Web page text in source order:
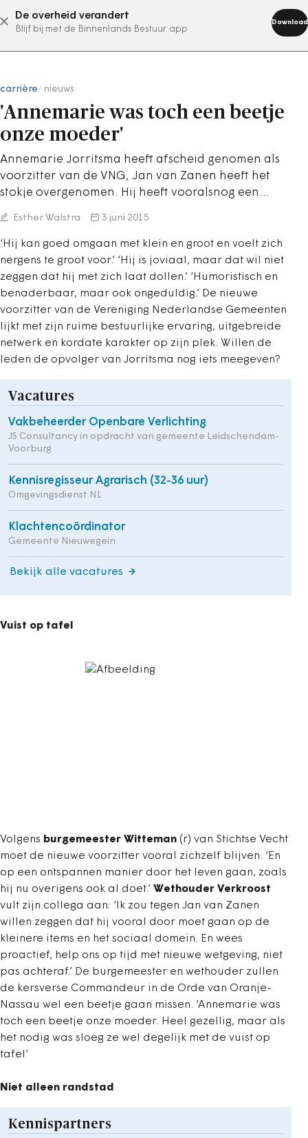
De overheid verandert
Blijf bij met de Binnenlands Bestuur app
Download
abonneer nu
carrière nieuws
'Annemarie was toch een beetje
onze moeder'
Annemarie Jorritsma heeft afscheid genomen als
voorzitter van de VNG, Jan van Zanen heeft het
stokje overgenomen. Hij heeft vooralsnog een…
Esther Walstra 3 juni 2015
‘Hij kan goed omgaan met klein en groot en voelt zich
nergens te groot voor.’ ‘Hij is joviaal, maar dat wil niet
zeggen dat hij met zich laat dollen.’ ‘Humoristisch en
benaderbaar, maar ook ongeduldig.’ De nieuwe
voorzitter van de Vereniging Nederlandse Gemeenten
lijkt met zijn ruime bestuurlijke ervaring, uitgebreide
netwerk en kordate karakter op zijn plek. Willen de
leden de opvolger van Jorritsma nog iets meegeven?
Vacatures
Vakbeheerder Openbare Verlichting
JS Consultancy in opdracht van gemeente Leidschendam-
Voorburg
Kennisregisseur Agrarisch (32-36 uur)
Omgevingsdienst NL
Klachtencoördinator
Gemeente Nieuwegein
Bekijk alle vacatures
Vuist op tafel
Volgens burgemeester Witteman (r) van Stichtse Vecht
moet de nieuwe voorzitter vooral zichzelf blijven. ‘En
op een ontspannen manier door het leven gaan, zoals
hij nu overigens ook al doet.’ Wethouder Verkroost
vult zijn collega aan: ‘Ik zou tegen Jan van Zanen
willen zeggen dat hij vooral door moet gaan op de
kleinere items en het sociaal domein. En wees
proactief, help ons op tijd met nieuwe wetgeving, niet
pas achteraf.’ De burgemeester en wethouder zullen
de kersverse Commandeur in de Orde van Oranje-
Nassau wel een beetje gaan missen. ‘Annemarie was
toch een beetje onze moeder. Heel gezellig, maar als
het nodig was sloeg ze wel degelijk met de vuist op
tafel’
Niet alleen randstad
Kennispartners